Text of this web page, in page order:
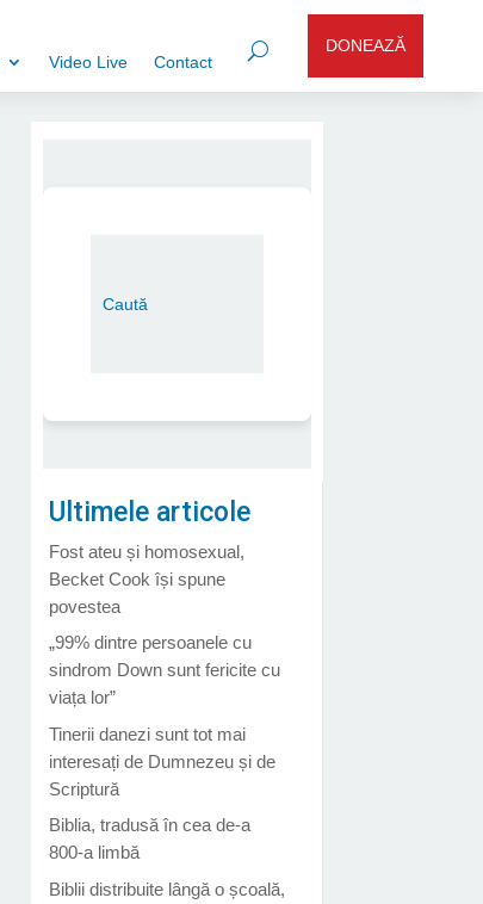
Video Live Contact
DONEAZĂ
Ultimele articole
Fost ateu și homosexual,
Becket Cook își spune
povestea
„99% dintre persoanele cu
sindrom Down sunt fericite cu
viața lor”
Tinerii danezi sunt tot mai
interesați de Dumnezeu și de
Scriptură
Biblia, tradusă în cea de-a
800-a limbă
Biblii distribuite lângă o școală,